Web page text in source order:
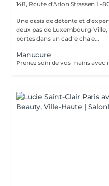
148, Route d'Arlon Strassen L-
Une oasis de détente et
deux pas de Luxembourg-
portes dans un cadre chale...
Manucure